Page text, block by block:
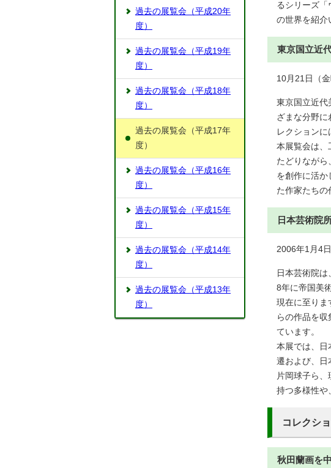
るシリーズ「
の世界を紹介
東京国立近
10月21日（
東京国立近代
ざまな分野に
レクションに
本展覧会は、
たどりながら
を創作に活か
た作家たちの
日本芸術院
2006年1月4
日本芸術院
8年に帝国美
現在に至りま
らの作品を
ています。
本展では、日
遷および、日
片岡球子ら
持つ多様性や
コレクシ
秋田蘭画を
過去の展覧会（平成20年
度）
過去の展覧会（平成19年
度）
過去の展覧会（平成18年
度）
過去の展覧会（平成17年
度）
過去の展覧会（平成16年
度）
過去の展覧会（平成15年
度）
過去の展覧会（平成14年
度）
過去の展覧会（平成13年
度）